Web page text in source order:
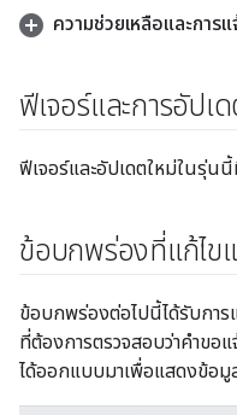
ความช่วยเหลือและการ
ฟีเจอร์และการอัปเ
ฟีเจอร์และอัปเดตใหม่ในรุ่น
ข้อบกพร่องที่แก้ไข
ข้อบกพร่องต่อไปนี้ได้รับการ
ที่ต้องการตรวจสอบว่าคำขอ
ได้ออกแบบมาเพื่อแสดงข้อมู